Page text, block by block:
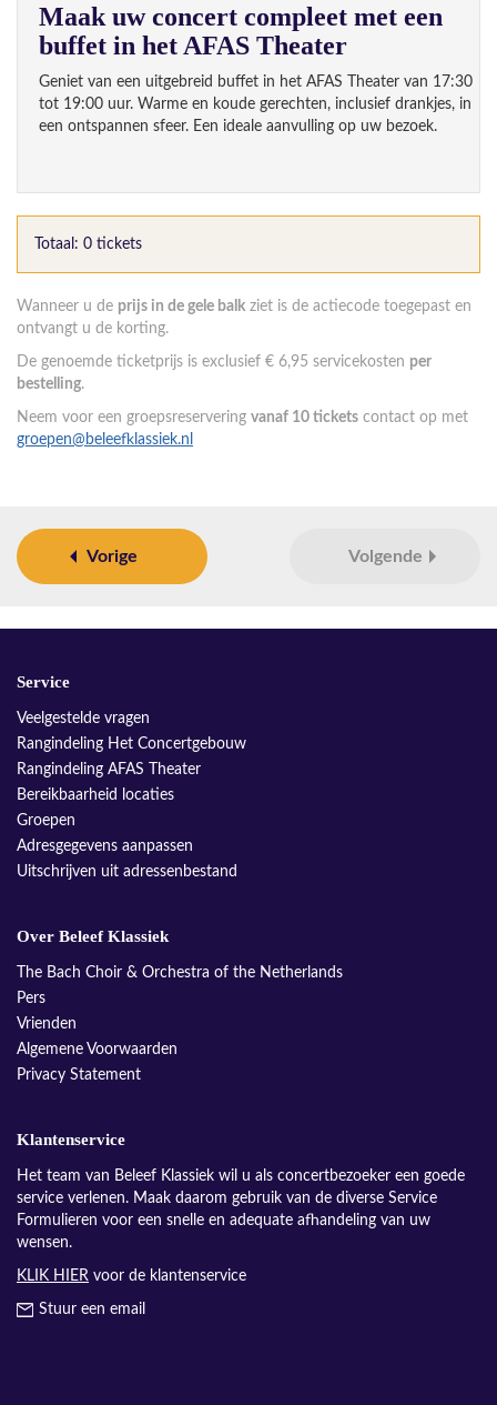
Maak uw concert compleet met een
buffet in het AFAS Theater
Geniet van een uitgebreid buffet in het AFAS Theater van 17:30
tot 19:00 uur. Warme en koude gerechten, inclusief drankjes, in
een ontspannen sfeer. Een ideale aanvulling op uw bezoek.
Totaal: 0 tickets
Wanneer u de prijs in de gele balk ziet is de actiecode toegepast en
ontvangt u de korting.
De genoemde ticketprijs is exclusief € 6,95 servicekosten per
bestelling.
Neem voor een groepsreservering vanaf 10 tickets contact op met
groepen@beleefklassiek.nl
Vorige Volgende
Service
Veelgestelde vragen
Rangindeling Het Concertgebouw
Rangindeling AFAS Theater
Bereikbaarheid locaties
Groepen
Adresgegevens aanpassen
Uitschrijven uit adressenbestand
Over Beleef Klassiek
The Bach Choir & Orchestra of the Netherlands
Pers
Vrienden
Algemene Voorwaarden
Privacy Statement
Klantenservice
Het team van Beleef Klassiek wil u als concertbezoeker een goede
service verlenen. Maak daarom gebruik van de diverse Service
Formulieren voor een snelle en adequate afhandeling van uw
wensen.
KLIK HIER voor de klantenservice
Stuur een email